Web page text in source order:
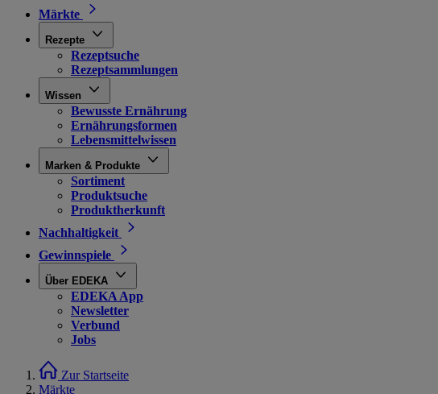
Märkte
Rezepte
Rezeptsuche
Rezeptsammlungen
Wissen
Bewusste Ernährung
Ernährungsformen
Lebensmittelwissen
Marken & Produkte
Sortiment
Produktsuche
Produktherkunft
Nachhaltigkeit
Gewinnspiele
Über EDEKA
EDEKA App
Newsletter
Verbund
Jobs
Zur Startseite
Märkte